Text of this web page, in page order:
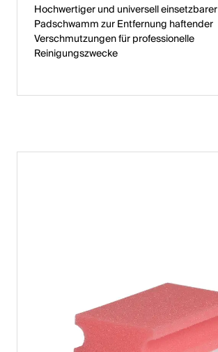
Hochwertiger und universell einsetzbarer
Padschwamm zur Entfernung haftender
Verschmutzungen für professionelle
Reinigungszwecke